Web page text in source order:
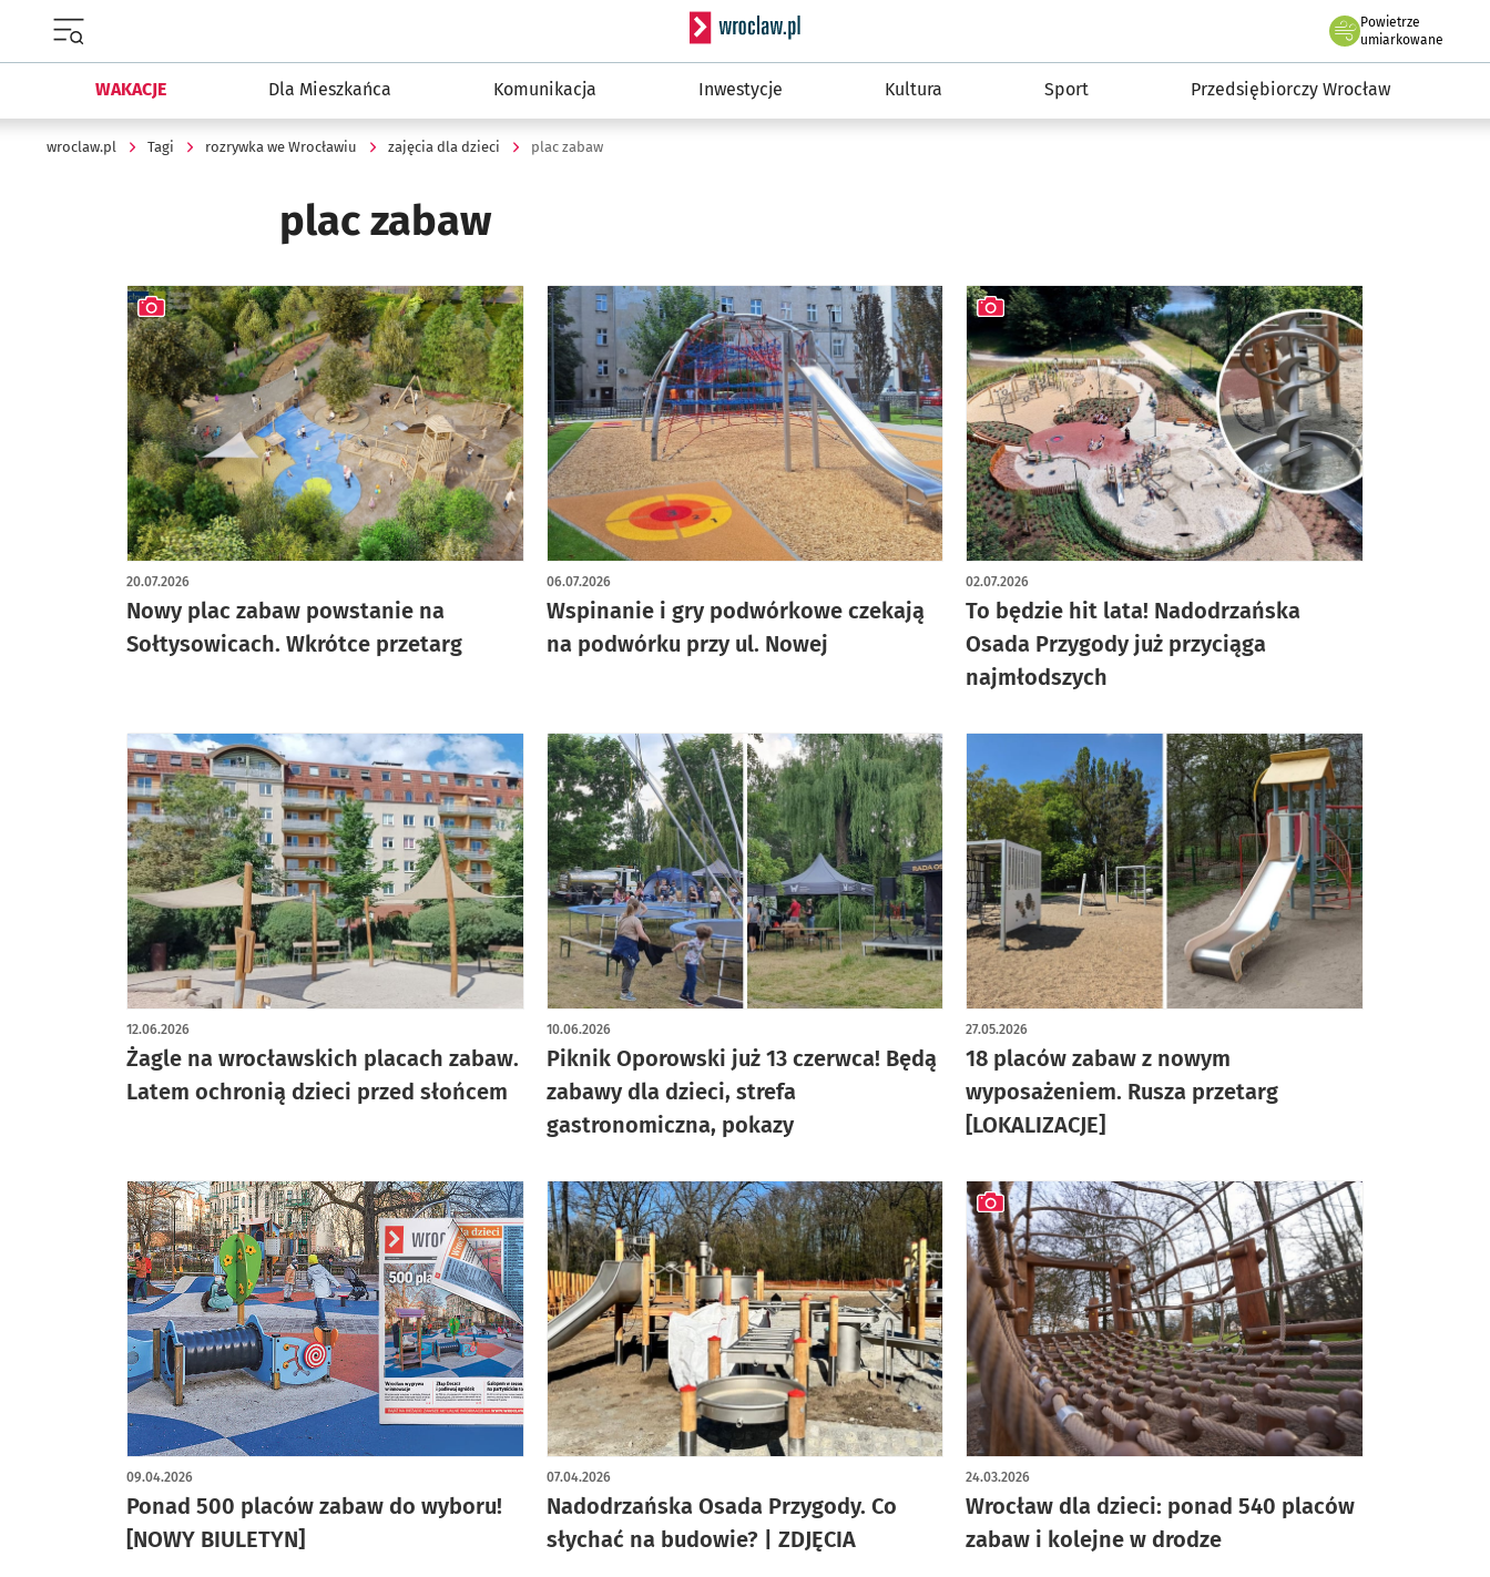
Serwis informacyjny wroclaw.pl
Powietrze
we Wrocławiu
umiarkowane
WAKACJE Dla Mieszkańca Komunikacja Inwestycje Kultura Sport Przedsiębiorczy Wrocław
wroclaw.pl Tagi rozrywka we Wrocławiu zajęcia dla dzieci plac zabaw
plac zabaw
Nowy plac zabaw powstanie na
Sołtysowicach. Wkrótce przetarg
20.07.2026
artykuł z galerią zdjęć
Wspinanie i gry podwórkowe czekają
na podwórku przy ul. Nowej
06.07.2026
To będzie hit lata! Nadodrzańska
Osada Przygody już przyciąga
najmłodszych
02.07.2026
artykuł z galerią zdjęć
Żagle na wrocławskich placach zabaw.
Latem ochronią dzieci przed słońcem
12.06.2026
Piknik Oporowski już 13 czerwca! Będą
zabawy dla dzieci, strefa
gastronomiczna, pokazy
10.06.2026
18 placów zabaw z nowym
wyposażeniem. Rusza przetarg
[LOKALIZACJE]
27.05.2026
Ponad 500 placów zabaw do wyboru!
[NOWY BIULETYN]
09.04.2026
Nadodrzańska Osada Przygody. Co
słychać na budowie? | ZDJĘCIA
07.04.2026
Wrocław dla dzieci: ponad 540 placów
zabaw i kolejne w drodze
24.03.2026
artykuł z galerią zdjęć